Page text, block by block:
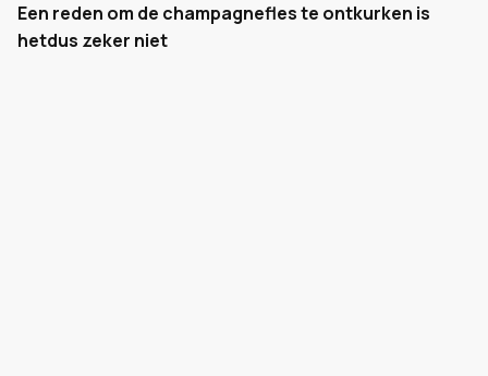
Een reden om de champagnefles te ontkurken is
hetdus zeker niet